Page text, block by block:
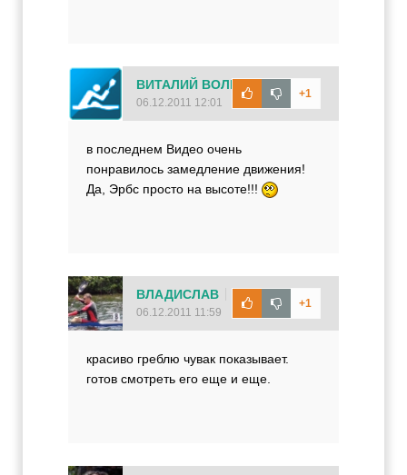
+1
ВИТАЛИЙ ВОЛКОВ
06.12.2011 12:01
в последнем Видео очень
понравилось замедление движения!
Да, Эрбс просто на высоте!!!
+1
ВЛАДИСЛАВ
06.12.2011 11:59
красиво греблю чувак показывает.
готов смотреть его еще и еще.